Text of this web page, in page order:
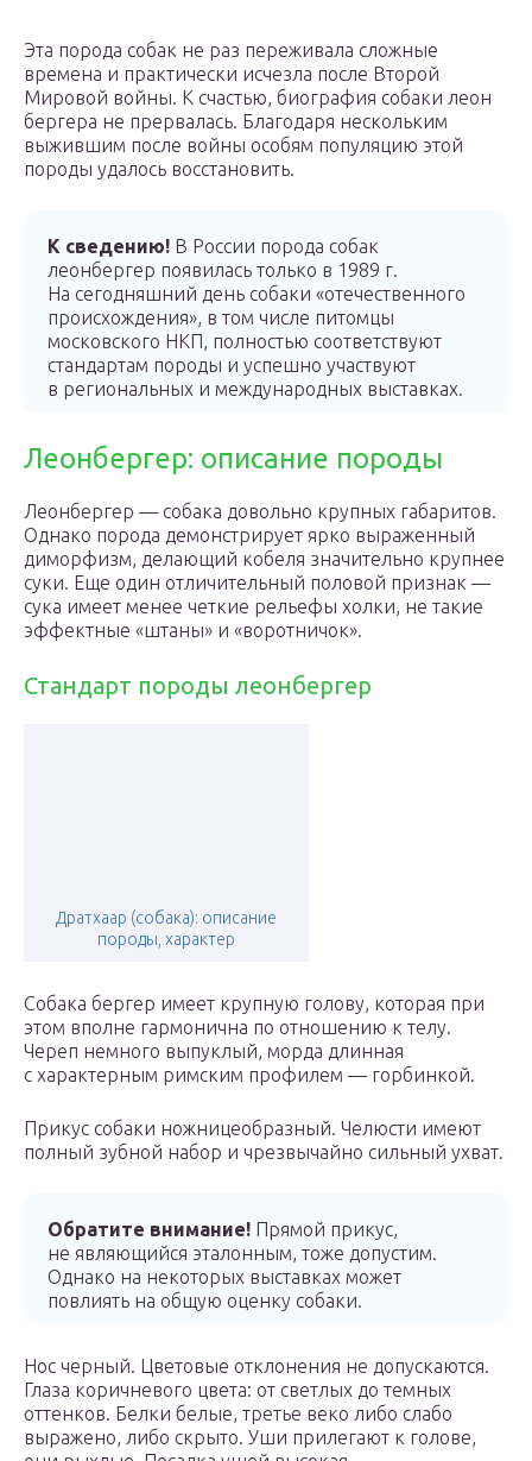
Эта порода собак не раз переживала сложные
времена и практически исчезла после Второй
Мировой войны. К счастью, биография собаки леон
бергера не прервалась. Благодаря нескольким
выжившим после войны особям популяцию этой
породы удалось восстановить.
К сведению! В России порода собак
леонбергер появилась только в 1989 г.
На сегодняшний день собаки «отечественного
происхождения», в том числе питомцы
московского НКП, полностью соответствуют
стандартам породы и успешно участвуют
в региональных и международных выставках.
Леонбергер: описание породы
Леонбергер — собака довольно крупных габаритов.
Однако порода демонстрирует ярко выраженный
диморфизм, делающий кобеля значительно крупнее
суки. Еще один отличительный половой признак —
сука имеет менее четкие рельефы холки, не такие
эффектные «штаны» и «воротничок».
Стандарт породы леонбергер
Дратхаар (собака): описание
породы, характер
Собака бергер имеет крупную голову, которая при
этом вполне гармонична по отношению к телу.
Череп немного выпуклый, морда длинная
с характерным римским профилем — горбинкой.
Прикус собаки ножницеобразный. Челюсти имеют
полный зубной набор и чрезвычайно сильный ухват.
Обратите внимание! Прямой прикус,
не являющийся эталонным, тоже допустим.
Однако на некоторых выставках может
повлиять на общую оценку собаки.
Нос черный. Цветовые отклонения не допускаются.
Глаза коричневого цвета: от светлых до темных
оттенков. Белки белые, третье веко либо слабо
выражено, либо скрыто. Уши прилегают к голове,